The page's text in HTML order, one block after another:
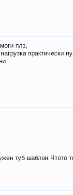
плз,
практически
туб шаблон Чтото